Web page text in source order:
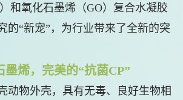
和氧化石墨烯（GO）复合水凝胶
的“新宠”，为行业带来了全新的突
墨烯，完美的“抗菌CP”
动物外壳，具有无毒、良好生物相